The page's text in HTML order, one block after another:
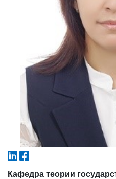
Кафедра теории
4. Собеседование (магистр) (5)
6. Онлайн-заявки (15)
8. Квота (бакалавриат) (1)
✉️ Написать администратору